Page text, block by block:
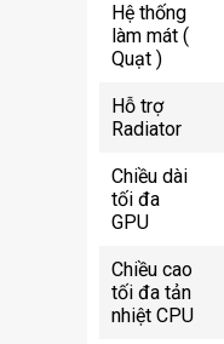
Hệ thống
làm mát (
Quạt )
Hỗ trợ
Radiator
Chiều dài
tối đa
GPU
Chiều cao
tối đa tản
nhiệt CPU